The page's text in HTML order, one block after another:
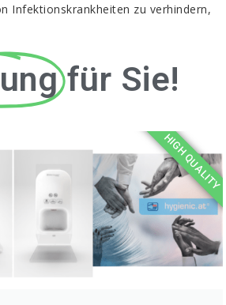
Infektionskrankheiten zu verhindern,
für Sie!
HIGH QUALITY